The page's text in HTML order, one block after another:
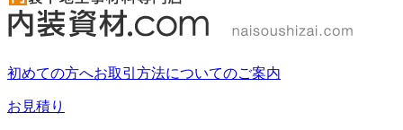
初めての方へお取引方法についてのご案内
お見積り